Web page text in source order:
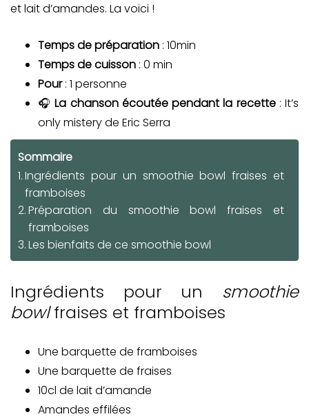
et lait d’amandes. La voici !
Temps de préparation : 10min
Temps de cuisson : 0 min
Pour: 1 personne
🎧La chanson écoutée pendant la recette: It’s
only mistery de Eric Serra
Sommaire
Ingrédients pour un smoothie bowl fraises et
framboises
Préparation du smoothie bowl fraises et
framboises
Les bienfaits de ce smoothie bowl
Ingrédients pour un smoothie
bowlfraises et framboises
Une barquette de framboises
Une barquette de fraises
10cl de lait d’amande
Amandes effilées